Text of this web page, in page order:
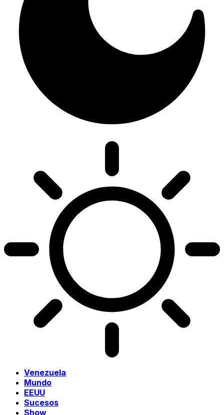
Venezuela
Mundo
EEUU
Sucesos
Show